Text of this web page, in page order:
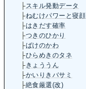
├スキル発動データ
├ねむけパワーと寝顔
├はきだす確率
├つきのひかり
├ばけのかわ
├ひらめきのタネ
├きょううん
├かいりきバサミ
├絶食厳選(改)